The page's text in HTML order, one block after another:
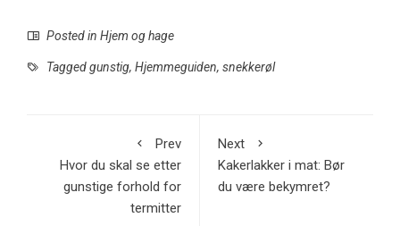
Posted in Hjem og hage
Taggedgunstig, Hjemmeguiden, snekkerøl
Prev
Hvor du skal se etter
gunstige forhold for
termitter
Next
Kakerlakker i mat: Bør
du være bekymret?